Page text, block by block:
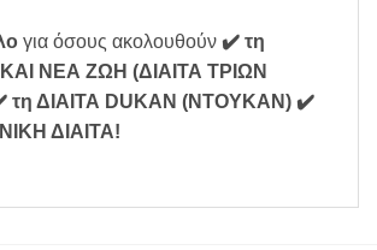
για όσους ακολουθούν ✔️ τη
ΝΕΑ ΖΩΗ (ΔΙΑΙΤΑ ΤΡΙΩΝ
τη ΔΙΑΙΤΑ DUKAN (ΝΤΟΥΚΑΝ) ✔️
ΔΙΑΙΤΑ!